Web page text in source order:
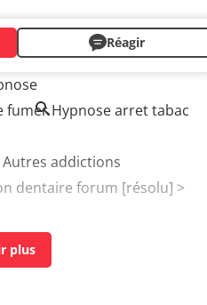
Réagir
fumer Hypnose arret tabac
Autres addictions
dentaire forum [résolu] >
de fumer prix